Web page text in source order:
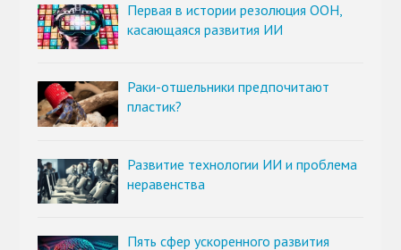
Первая в истории резолюция ООН,
касающаяся развития ИИ
Раки-отшельники предпочитают
пластик?
Развитие технологии ИИ и проблема
неравенства
Пять сфер ускоренного развития